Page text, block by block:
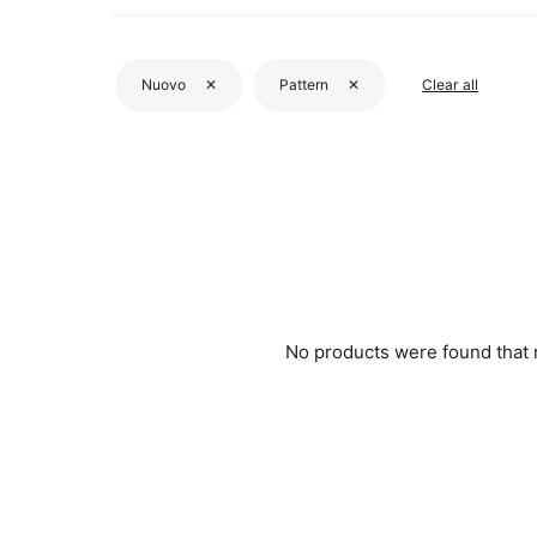
Nuovo ✕ Pattern ✕ Clear all
No products were found